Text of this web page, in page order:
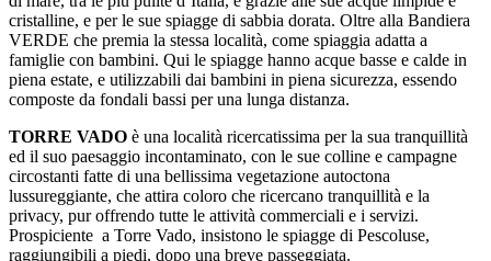
cristalline, e per le sue spiagge di sabbia dorata. Oltre alla Bandiera
VERDE che premia la stessa località, come spiaggia adatta a
famiglie con bambini. Qui le spiagge hanno acque basse e calde in
piena estate, e utilizzabili dai bambini in piena sicurezza, essendo
composte da fondali bassi per una lunga distanza.
TORRE VADO è una località ricercatissima per la sua tranquillità
ed il suo paesaggio incontaminato, con le sue colline e campagne
circostanti fatte di una bellissima vegetazione autoctona
lussureggiante, che attira coloro che ricercano tranquillità e la
privacy, pur offrendo tutte le attività commerciali e i servizi.
Prospiciente a Torre Vado, insistono le spiagge di Pescoluse,
raggiungibili a piedi, dopo una breve passeggiata.